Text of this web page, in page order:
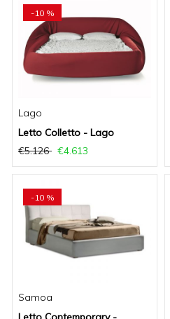
-10 %
Lago
Letto Colletto - Lago
€5.126
€4.613
-10 %
Samoa